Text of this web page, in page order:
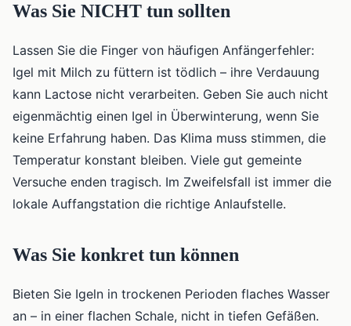
Was Sie NICHT tun sollten
Lassen Sie die Finger von häufigen Anfängerfehler:
Igel mit Milch zu füttern ist tödlich – ihre Verdauung
kann Lactose nicht verarbeiten. Geben Sie auch nicht
eigenmächtig einen Igel in Überwinterung, wenn Sie
keine Erfahrung haben. Das Klima muss stimmen, die
Temperatur konstant bleiben. Viele gut gemeinte
Versuche enden tragisch. Im Zweifelsfall ist immer die
lokale Auffangstation die richtige Anlaufstelle.
Was Sie konkret tun können
Bieten Sie Igeln in trockenen Perioden flaches Wasser
an – in einer flachen Schale, nicht in tiefen Gefäßen.